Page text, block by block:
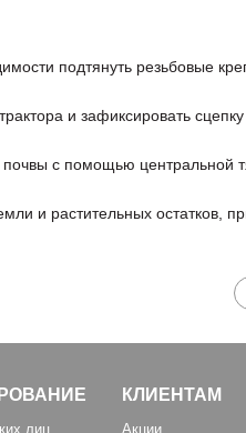
подтянуть резьбовые
и зафиксировать
с помощью центральной
и растительных остатков,
лиц
КЛИЕНТАМ
Акции